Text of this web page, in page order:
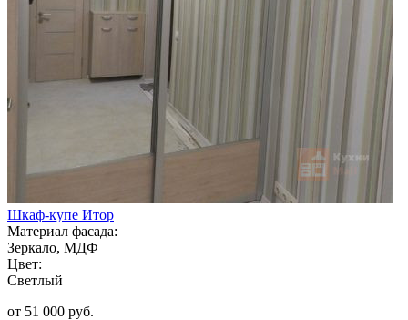
Шкаф-купе Итор
Материал фасада:
Зеркало, МДФ
Цвет:
Светлый
от 51 000 руб.